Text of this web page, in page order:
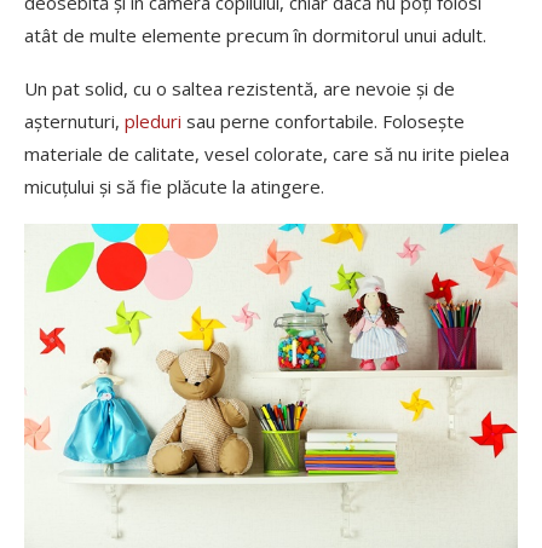
atât de multe elemente precum în dormitorul unui adult.
Un pat solid, cu o saltea rezistentă, are nevoie și de
așternuturi, pleduri sau perne confortabile. Folosește
materiale de calitate, vesel colorate, care să nu irite pielea
micuțului și să fie plăcute la atingere.